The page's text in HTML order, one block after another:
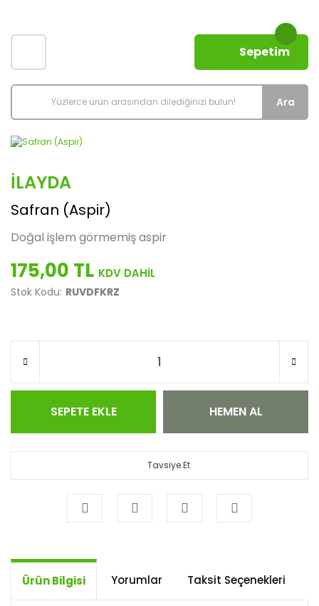
Ara
Sepetim
İLAYDA
Safran (Aspir)
Doğal işlem görmemiş aspir
175,00 TL
Stok Kodu: RUVDFKRZ
SEPETE EKLE HEMEN AL
Tavsiye Et
Ürün Bilgisi Yorumlar Taksit Seçenekleri